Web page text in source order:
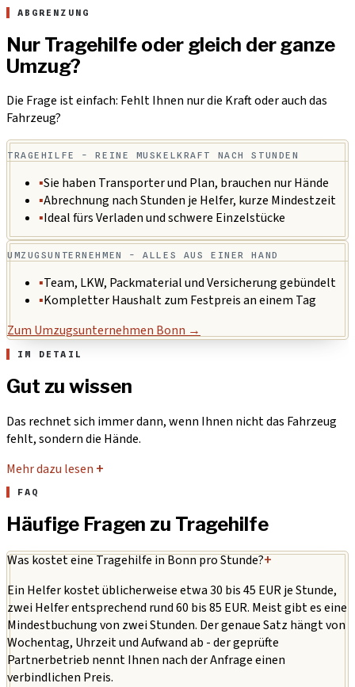
ABGRENZUNG
Nur Tragehilfe oder gleich der ganze
Umzug?
Die Frage ist einfach: Fehlt Ihnen nur die Kraft oder auch das
Fahrzeug?
TRAGEHILFE - REINE MUSKELKRAFT NACH STUNDEN
▪Sie haben Transporter und Plan, brauchen nur Hände
▪Abrechnung nach Stunden je Helfer, kurze Mindestzeit
▪Ideal fürs Verladen und schwere Einzelstücke
UMZUGSUNTERNEHMEN - ALLES AUS EINER HAND
▪Team, LKW, Packmaterial und Versicherung gebündelt
▪Kompletter Haushalt zum Festpreis an einem Tag
Zum Umzugsunternehmen Bonn →
IM DETAIL
Gut zu wissen
Das rechnet sich immer dann, wenn Ihnen nicht das Fahrzeug
fehlt, sondern die Hände.
Mehr dazu lesen +
FAQ
Häufige Fragen zu Tragehilfe
Was kostet eine Tragehilfe in Bonn pro Stunde?+
Ein Helfer kostet üblicherweise etwa 30 bis 45 EUR je Stunde,
zwei Helfer entsprechend rund 60 bis 85 EUR. Meist gibt es eine
Mindestbuchung von zwei Stunden. Der genaue Satz hängt von
Wochentag, Uhrzeit und Aufwand ab - der geprüfte
Partnerbetrieb nennt Ihnen nach der Anfrage einen
verbindlichen Preis.